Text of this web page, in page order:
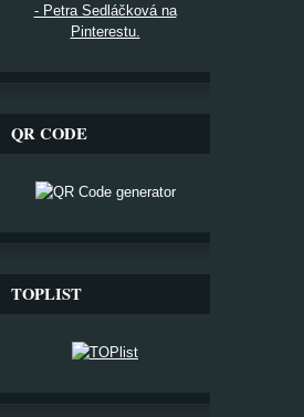
- Petra Sedláčková na
Pinterestu.
QR CODE
TOPLIST